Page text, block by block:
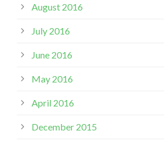
August 2016
July 2016
June 2016
May 2016
April 2016
December 2015